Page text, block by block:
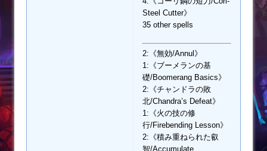
Steel Cutter》
35 other spells
2:《無効/Annul》
1:《ブーメランの基
礎/Boomerang Basics》
2:《チャンドラの敗
北/Chandra’s Defeat》
1:《火の技の修
行/Firebending Lesson》
2:《積み重ねられた叡
智/Accumulate